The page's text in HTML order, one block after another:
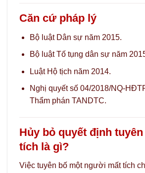
Căn cứ pháp lý
Bộ luật Dân sự năm 2015.
Bộ luật Tố tụng dân sự năm
Luật Hộ tịch năm 2014.
Nghị quyết số 04/2018/NQ-
Thẩm phán TANDTC.
Hủy bỏ quyết định
tích là gì?
Việc tuyên bố một người mất tích